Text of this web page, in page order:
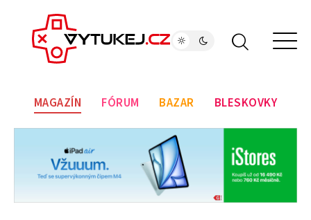
MAGAZÍN FÓRUM BAZAR BLESKOVKY